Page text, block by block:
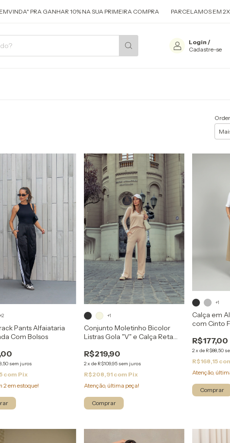
GANHAR 10% NA SUA PRIMEIRA COMPRA PARCELAMOS EM 2X SEM JUROS!
Login /
Cadastre-se
Pants Alfaiataria
Com Bolsos
sem juros
com Pix
2 em estoque!
+2
Conjunto Moletinho Bicolor
Listras Gola "V" e Calça Reta
R$219,90
2xde R$109,95 sem juros
R$208,91 com Pix
Atenção, última peça!
+1
Comprar
Calça em
com Cinto
R$177,00
2x de R$88,50
R$168,15
Atenção,
+1
Comprar